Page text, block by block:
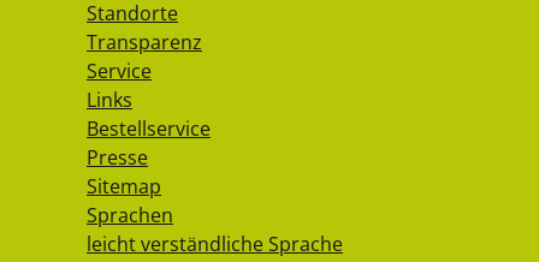
Standorte
Transparenz
Service
Links
Bestellservice
Presse
Sitemap
Sprachen
leicht verständliche Sprache